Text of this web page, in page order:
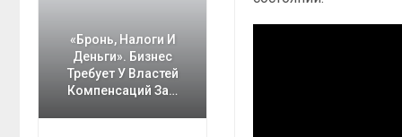
«Бронь, Налоги И
Деньги». Бизнес
Требует У Властей
Компенсаций За…